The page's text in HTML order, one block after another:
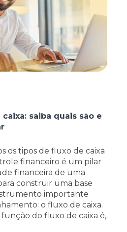
saiba quais são e
os tipos de fluxo de caixa
financeiro é um pilar
financeira de uma
construir uma base
importante
o fluxo de caixa.
função do fluxo de caixa é,